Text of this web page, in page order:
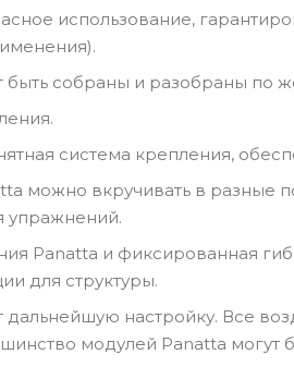
использование,
быть собраны и разобраны по
система крепления,
можно вкручивать в разные
упражнений.
Panatta и фиксированная
для структуры.
дальнейшую настройку. Все
модулей Panatta